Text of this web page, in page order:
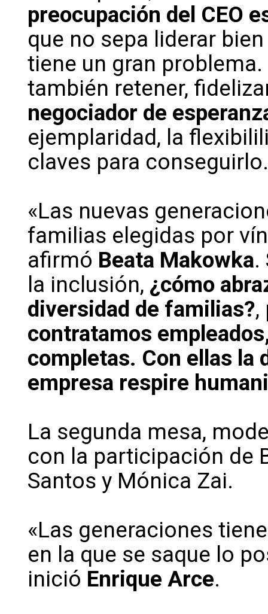
preocupación del CEO
que no sepa liderar
tiene un gran
también retener,
negociador de
ejemplaridad, la
claves para conseguirlo.
«Las nuevas
familias elegidas por
afirmó Beata Makowka.
la inclusión, ¿cómo
diversidad de familias?,
contratamos
completas. Con ellas la
empresa respire
La segunda mesa,
con la participación de
Santos y Mónica Zai.
«Las generaciones
en la que se saque lo
inició Enrique Arce.